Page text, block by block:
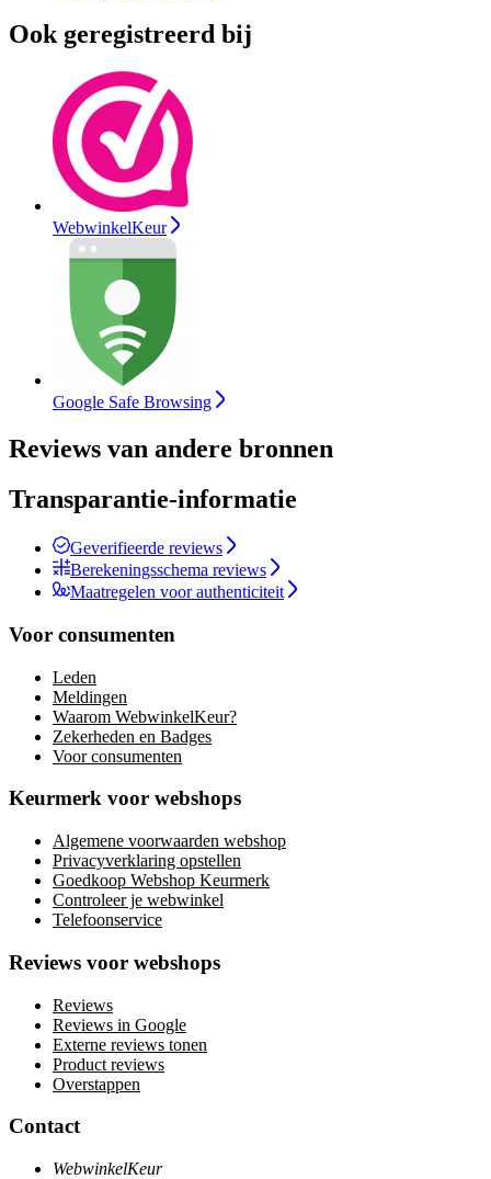
Ook geregistreerd bij
WebwinkelKeur
Google Safe Browsing
Reviews van andere bronnen
Transparantie-informatie
Geverifieerde reviews
Berekeningsschema reviews
Maatregelen voor authenticiteit
Voor consumenten
Leden
Meldingen
Waarom WebwinkelKeur?
Zekerheden en Badges
Voor consumenten
Keurmerk voor webshops
Algemene voorwaarden webshop
Privacyverklaring opstellen
Goedkoop Webshop Keurmerk
Controleer je webwinkel
Telefoonservice
Reviews voor webshops
Reviews
Reviews in Google
Externe reviews tonen
Product reviews
Overstappen
Contact
WebwinkelKeur